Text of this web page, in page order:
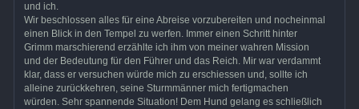
und ich.
Wir beschlossen alles für eine Abreise vorzubereiten und nocheinmal
einen Blick in den Tempel zu werfen. Immer einen Schritt hinter
Grimm marschierend erzählte ich ihm von meiner wahren Mission
und der Bedeutung für den Führer und das Reich. Mir war verdammt
klar, dass er versuchen würde mich zu erschiessen und, sollte ich
alleine zurückkehren, seine Sturmmänner mich fertigmachen
würden. Sehr spannende Situation! Dem Hund gelang es schließlich